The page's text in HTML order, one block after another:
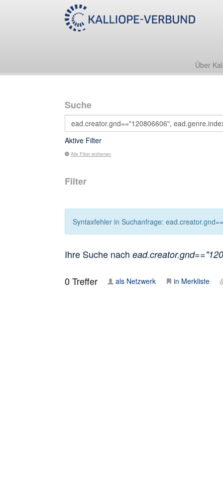
Über
Suche
Aktive Filter
Alle Filter entfernen
Filter
Syntaxfehler in Suchanfrage:
Ihre Suche nach
0Treffer als Netzwerk in Merkliste